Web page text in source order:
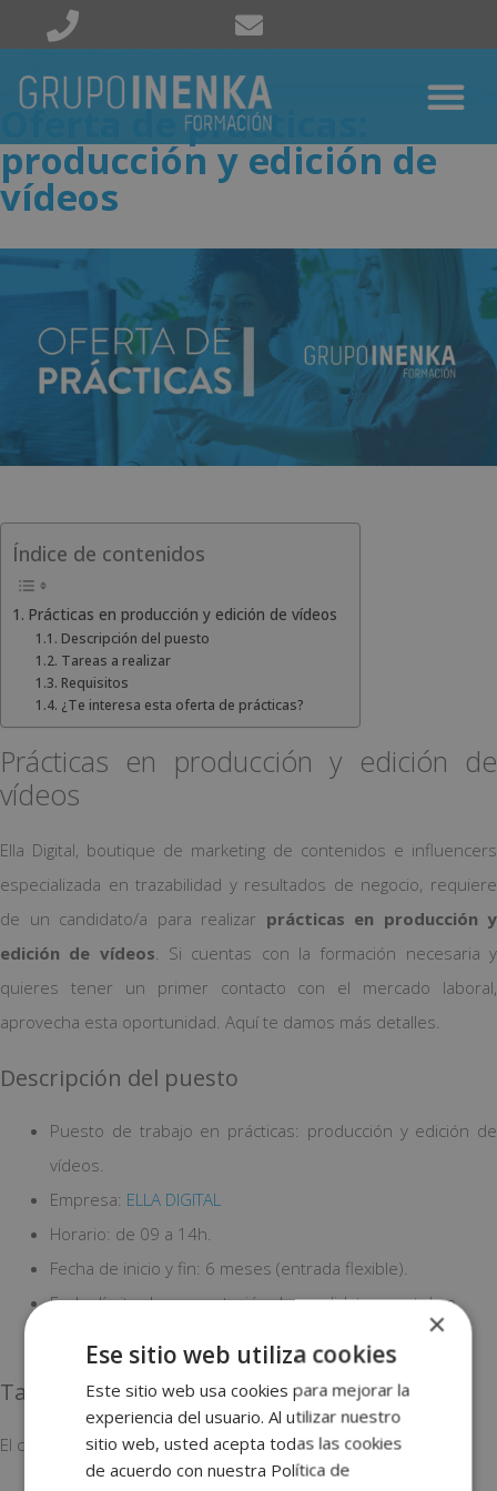
Oferta de prácticas:
producción y edición de
vídeos
Índice de contenidos
Prácticas en producción y edición de vídeos
Descripción del puesto
Tareas a realizar
Requisitos
¿Te interesa esta oferta de prácticas?
Prácticas en producción y edición de
vídeos
Ella Digital, boutique de marketing de contenidos e influencers
especializada en trazabilidad y resultados de negocio, requiere
de un candidato/a para realizar prácticas en producción y
edición de vídeos. Si cuentas con la formación necesaria y
quieres tener un primer contacto con el mercado laboral,
aprovecha esta oportunidad. Aquí te damos más detalles.
Descripción del puesto
Puesto de trabajo en prácticas: producción y edición de
vídeos.
Empresa: ELLA DIGITAL
Horario: de 09 a 14h.
Fecha de inicio y fin: 6 meses (entrada flexible).
Fecha límite de presentación de candidatura: octubre.
Tareas a realizar
El candidato/a ofrecerá apoyo en:
×
Ese sitio web utiliza cookies
Este sitio web usa cookies para mejorar la
experiencia del usuario. Al utilizar nuestro
sitio web, usted acepta todas las cookies
de acuerdo con nuestra Política de